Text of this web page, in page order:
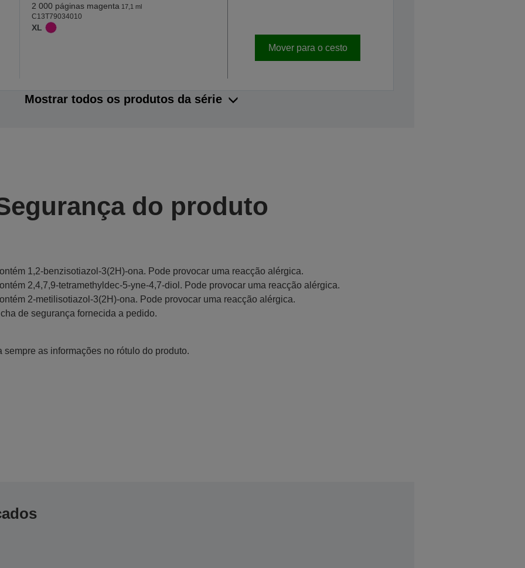
2 000 páginas magenta 17,1 ml
C13T79034010
XL
Mover para o cesto
Mostrar todos os produtos da série
do produto
1,2-benzisotiazol-3(2H)-ona. Pode provocar uma reacção alérgica.
2,4,7,9-tetramethyldec-5-yne-4,7-diol. Pode provocar uma reacção alérgica.
2-metilisotiazol-3(2H)-ona. Pode provocar uma reacção alérgica.
de segurança fornecida a pedido.
sempre as informações no rótulo do produto.